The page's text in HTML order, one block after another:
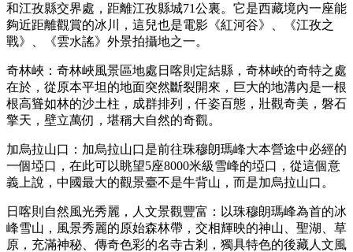
和江孜縣交界處，距離江孜縣城71公裏。它是西藏境內一座能
夠近距離觀賞的冰川，這兒也是電影《紅河谷》、《江孜之
戰》、《雲水謠》外景拍攝地之一。
奇林峽：奇林峽風景區地處日喀則定結縣，奇林峽的奇特之處
在於，從原本平坦的地面突然斷裂開來，巨大的地溝內是一根
根高聳如林的沙土柱，成群排列，仟姿百態，壯觀奇美，磐石
擎天，壁立萬仞，堪稱大自然的奇觀。
加烏拉山口：加烏拉山口是前往珠穆朗瑪峰大本營途中必經的
一個埡口，在此可以眺望5座8000米級雪峰的埡口，從這個意
義上說，中國最大的觀景臺不是牛背山，而是加烏拉山口。
日喀則自然風光秀麗，人文景觀豐富：以珠穆朗瑪峰為首的冰
峰雪山，風景秀麗的原始森林帶，交相輝映的神山、聖湖、草
原，充滿神秘、傳奇色彩的名寺古剎，獨具特色的後藏人文風